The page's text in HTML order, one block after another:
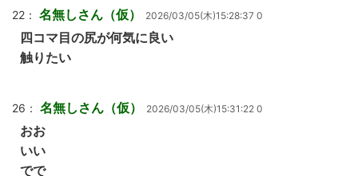
22： 名無しさん（仮） 2026/03/05(木)15:28:37 0
四コマ目の尻が何気に良い
触りたい
26： 名無しさん（仮） 2026/03/05(木)15:31:22 0
おお
いい
でで